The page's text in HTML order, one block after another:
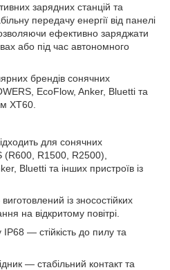
зарядних станцій та
передачу енергії від панелі
ефективно заряджати
або під час автономного
брендів сонячних
EcoFlow, Anker, Bluetti та
XT60.
для сонячних
(R600, R1500, R2500),
Bluetti та інших пристроїв із
із зносостійких
на відкритому повітрі.
IP68 — стійкість до пилу та
— стабільний контакт та